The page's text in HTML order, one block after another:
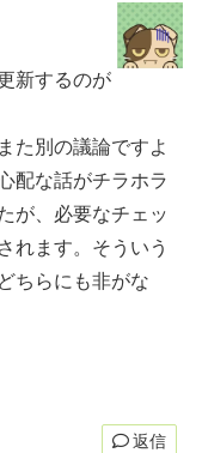
新するのが
た別の議論ですよ
配な話がチラホラ
が、必要なチェッ
れます。そういう
ちらにも非がな
返信